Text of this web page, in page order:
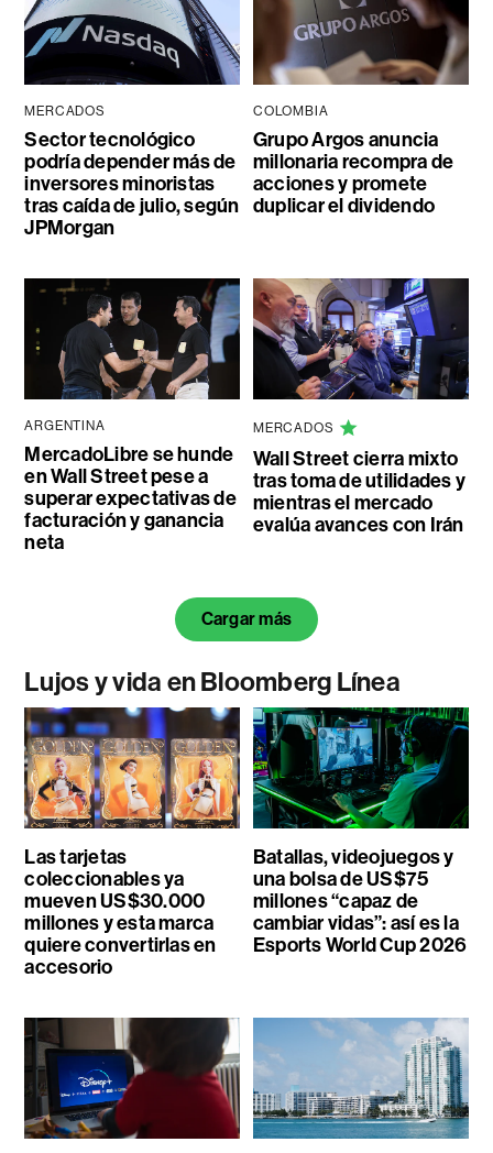
MERCADOS
Sector tecnológico
podría depender más de
inversores minoristas
tras caída de julio, según
JPMorgan
COLOMBIA
Grupo Argos anuncia
millonaria recompra de
acciones y promete
duplicar el dividendo
ARGENTINA
MercadoLibre se hunde
en Wall Street pese a
superar expectativas de
facturación y ganancia
neta
MERCADOS
Wall Street cierra mixto
tras toma de utilidades y
mientras el mercado
evalúa avances con Irán
Cargar más
Lujos y vida en Bloomberg Línea
Las tarjetas
coleccionables ya
mueven US$30.000
millones y esta marca
quiere convertirlas en
accesorio
Batallas, videojuegos y
una bolsa de US$75
millones “capaz de
cambiar vidas”: así es la
Esports World Cup 2026